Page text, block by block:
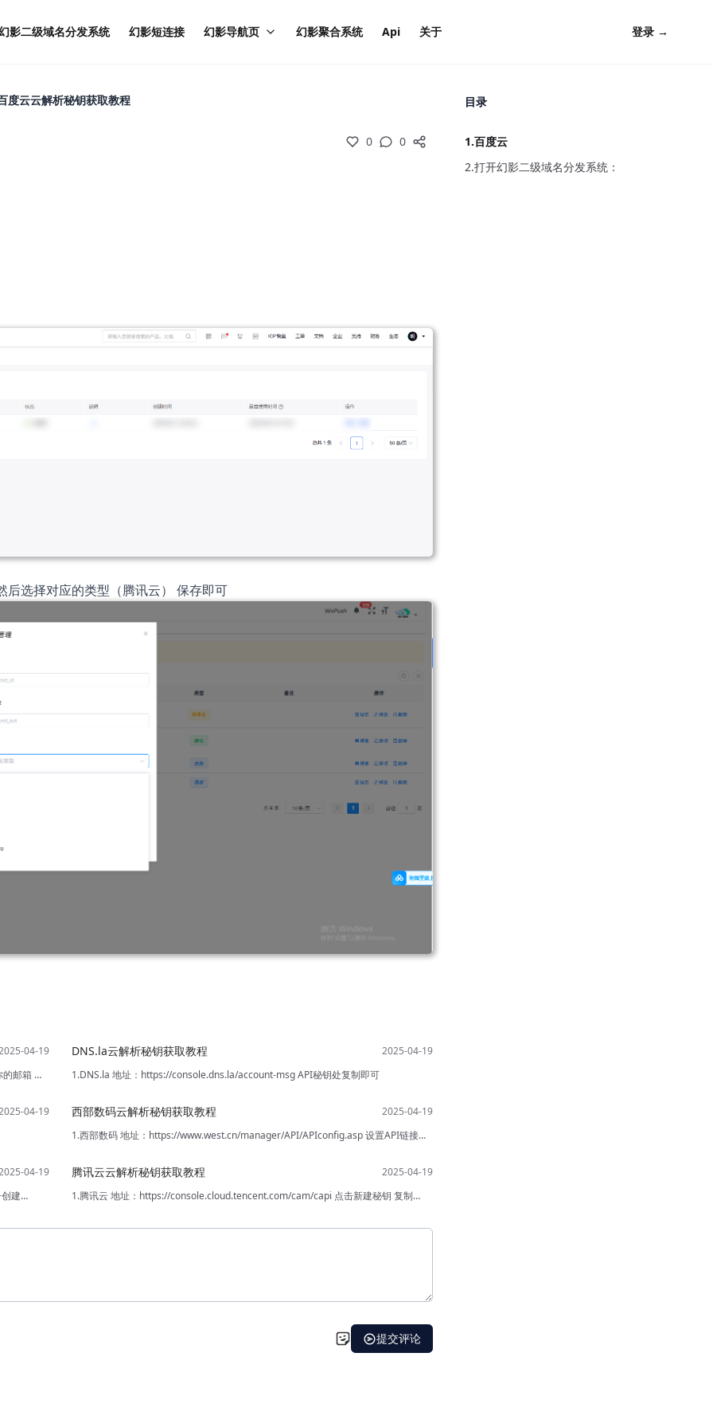
影二级域名分发系统 幻影短连接 幻影导航页 幻影聚合系统 Api 关于 登录 →
度云云解析秘钥获取教程
0
后选择对应的类型（腾讯云） 保存即可
邮箱 秘
DNS.la云解析秘钥获取教程
1.DNS.la 地址：https://console.dns.la/account-msg API秘钥处复制即可
西部数码云解析秘钥获取教程
1.西部数码 地址：https://www.west.cn/manager/API/APIconfig.asp 设置API链接密
建
腾讯云云解析秘钥获取教程
1.腾讯云 地址：https://console.cloud.tencent.com/cam/capi 点击新建秘钥 复制
目录
1.百度云
2.打开幻影二级域名分发系统：